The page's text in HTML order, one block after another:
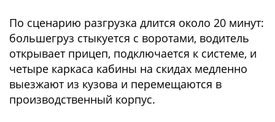
По сценарию разгрузка длится около 20 минут:
большегруз стыкуется с воротами, водитель
открывает прицеп, подключается к системе, и
четыре каркаса кабины на скидах медленно
выезжают из кузова и перемещаются в
производственный корпус.